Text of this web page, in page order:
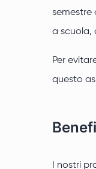
semestre
a scuola,
Per
questo
I nostri